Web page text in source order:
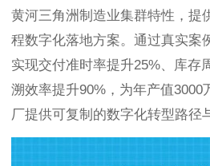
黄河三角洲制造业集群特性，提
程数字化落地方案。通过真实案
实现交付准时率提升25%、库存
溯效率提升90%，为年产值3000
厂提供可复制的数字化转型路径